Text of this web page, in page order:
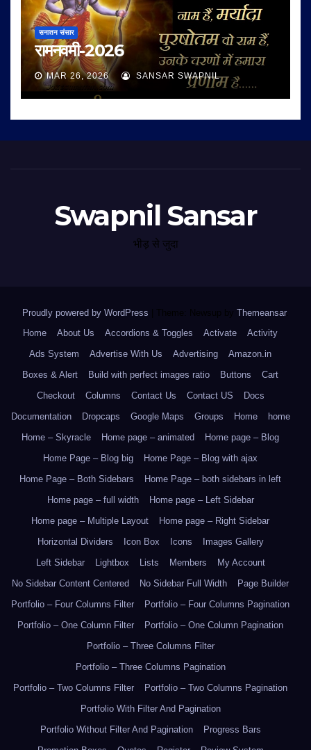
सनातन संसार
रामनवमी-2026
MAR 26, 2026 SANSAR SWAPNIL
Swapnil Sansar
भीड़ से जुदा
Proudly powered by WordPress Theme: Newsup by Themeansar.
Home
About Us Accordions & Toggles Activate
Activity
Ads System
Advertise With Us Advertising
Amazon.in
Boxes & Alert
Build with perfect images ratio Buttons
Cart
Checkout
Columns Contact Us Contact US
Docs
Documentation
Dropcaps Google Maps Groups Home
home
Home – Skyracle
Home page – animated
Home page – Blog
Home Page – Blog big
Home Page – Blog with ajax
Home Page – Both Sidebars
Home Page – both sidebars in left
Home page – full width
Home page – Left Sidebar
Home page – Multiple Layout
Home page – Right Sidebar
Horizontal Dividers
Icon Box Icons
Images Gallery
Left Sidebar
Lightbox Lists Members
My Account
No Sidebar Content Centered
No Sidebar Full Width
Page Builder
Portfolio – Four Columns Filter
Portfolio – Four Columns Pagination
Portfolio – One Column Filter
Portfolio – One Column Pagination
Portfolio – Three Columns Filter
Portfolio – Three Columns Pagination
Portfolio – Two Columns Filter
Portfolio – Two Columns Pagination
Portfolio With Filter And Pagination
Portfolio Without Filter And Pagination
Progress Bars